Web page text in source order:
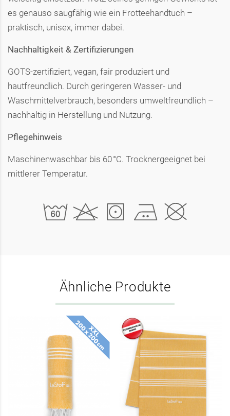
es genauso saugfähig wie ein Frotteehandtuch –
praktisch, unisex, immer dabei.
Nachhaltigkeit & Zertifizierungen
GOTS-zertifiziert, vegan, fair produziert und
hautfreundlich. Durch geringeren Wasser- und
Waschmittelverbrauch, besonders umweltfreundlich –
nachhaltig in Herstellung und Nutzung.
Pflegehinweis
Maschinenwaschbar bis 60 °C. Trocknergeeignet bei
mittlerer Temperatur.
Ähnliche Produkte